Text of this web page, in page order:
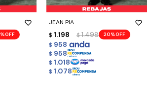
JEAN PIA
$ 1.198 $ 1.498 20
$ 958
$ 958
$ 1.018
$ 1.078